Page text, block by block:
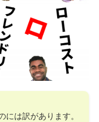
には訳があります。